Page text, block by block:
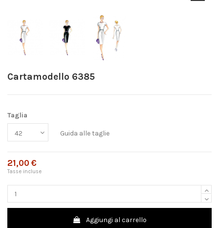
Cartamodello 6385
Taglia
Guida alle taglie
21,00 €
Tasse incluse
Aggiungi al carrello